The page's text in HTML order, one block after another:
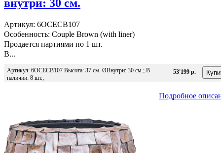
внутри: 30 см.
Артикул: 6OCECB107
Особенность: Couple Brown (with liner)
Продается партиями по 1 шт.
В...
Артикул: 6OCECB107 Высота: 37 см. ØВнутри: 30 см.; В
наличии: 8 шт.;
53'199 р.
Подробное